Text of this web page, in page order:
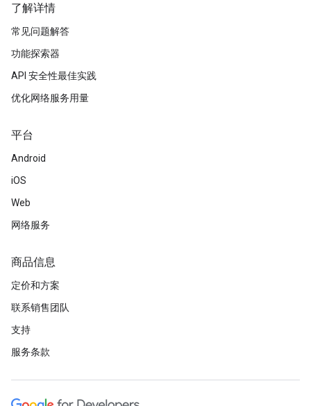
了解详情
常见问题解答
功能探索器
API 安全性最佳实践
优化网络服务用量
平台
Android
iOS
Web
网络服务
商品信息
定价和方案
联系销售团队
支持
服务条款